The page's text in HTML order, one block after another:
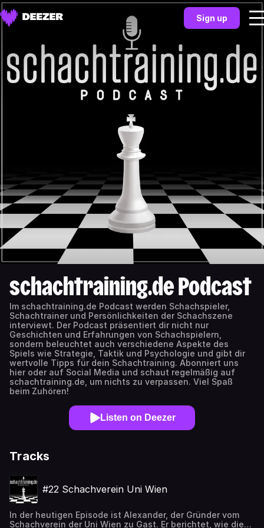
Sign up
schachtraining.de Podcast
Im schachtraining.de Podcast werden Schachspieler,
Schachtrainer und Persönlichkeiten der Schachszene
interviewt. Der Podcast präsentiert dir nicht nur
Geschichten und Erfahrungen von Schachspielern,
sondern beleuchtet auch verschiedene Aspekte des
Spiels wie Strategie, Taktik und Psychologie und gibt dir
wertvolle Tipps für dein Schachtraining. Abonniert uns
hier oder auf Social Media und schaut regelmäßig auf
schachtraining.de, um nichts zu verpassen. Viel Spaß
beim Zuhören!
Listen on Deezer
Tracks
#22 Schachverein Uni Wien
In der heutigen Episode ist Alexander, der Gründer vom
Schachverein der Uni Wien zu Gast. Er berichtet, wie die